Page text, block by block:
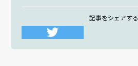
記事をシェアする